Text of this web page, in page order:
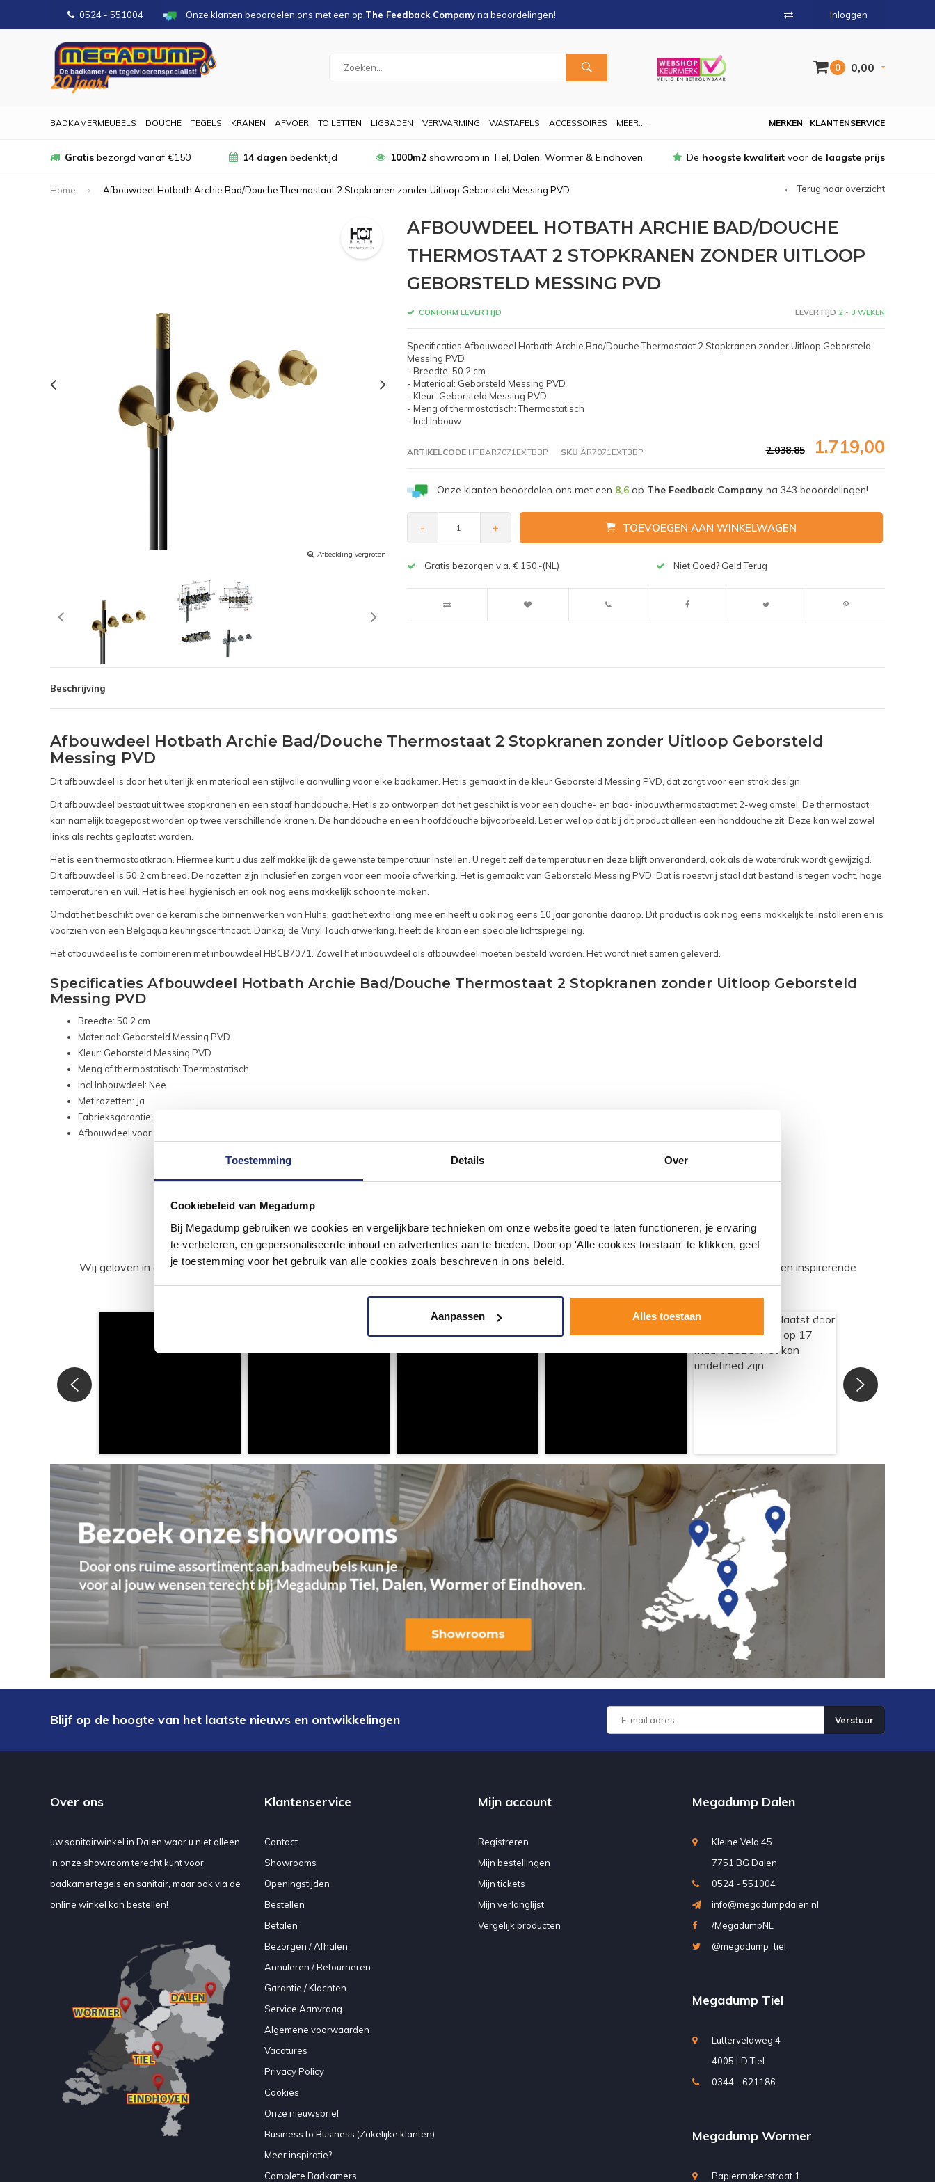
Toestemming Details Over
Cookiebeleid van Megadump
Bij Megadump gebruiken we cookies en vergelijkbare technieken om onze website goed te laten functioneren, je ervaring
te verbeteren, en gepersonaliseerde inhoud en advertenties aan te bieden. Door op 'Alle cookies toestaan' te klikken, geef
je toestemming voor het gebruik van alle cookies zoals beschreven in ons beleid.
Aanpassen Alles toestaan
0524 - 551004 Onze klanten beoordelen ons met een op The Feedback Companyna beoordelingen! Inloggen
0 0,00
BADKAMERMEUBELS DOUCHE TEGELS KRANEN AFVOER TOILETTEN LIGBADEN VERWARMING WASTAFELS ACCESSOIRES MEER.... KLANTENSERVICE
MERKEN
Gratis bezorgd vanaf €150 14 dagen bedenktijd 1000m2showroom in Tiel, Dalen, Wormer & Eindhoven De hoogste kwaliteit voor de laagste prijs
Home Afbouwdeel Hotbath Archie Bad/Douche Thermostaat 2 Stopkranen zonder Uitloop Geborsteld Messing PVD Terug naar overzicht
Afbeelding vergroten
AFBOUWDEEL HOTBATH ARCHIE BAD/DOUCHE
THERMOSTAAT 2 STOPKRANEN ZONDER UITLOOP
GEBORSTELD MESSING PVD
CONFORM LEVERTIJD LEVERTIJD 2 - 3 WEKEN
Specificaties Afbouwdeel Hotbath Archie Bad/Douche Thermostaat 2 Stopkranen zonder Uitloop Geborsteld
Messing PVD
- Breedte: 50.2 cm
- Materiaal: Geborsteld Messing PVD
- Kleur: Geborsteld Messing PVD
- Meng of thermostatisch: Thermostatisch
- Incl Inbouw
ARTIKELCODEHTBAR7071EXTBBP SKU AR7071EXTBBP 2.038,85 1.719,00
Onze klanten beoordelen ons met een 8,6op The Feedback Companyna 343 beoordelingen!
- + TOEVOEGEN AAN WINKELWAGEN
Gratis bezorgen v.a. € 150,-(NL) Niet Goed? Geld Terug
Beschrijving
Afbouwdeel Hotbath Archie Bad/Douche Thermostaat 2 Stopkranen zonder Uitloop Geborsteld
Messing PVD
Dit afbouwdeel is door het uiterlijk en materiaal een stijlvolle aanvulling voor elke badkamer. Het is gemaakt in de kleur Geborsteld Messing PVD, dat zorgt voor een strak design.
Dit afbouwdeel bestaat uit twee stopkranen en een staaf handdouche. Het is zo ontworpen dat het geschikt is voor een douche- en bad- inbouwthermostaat met 2-weg omstel. De thermostaat
kan namelijk toegepast worden op twee verschillende kranen. De handdouche en een hoofddouche bijvoorbeeld. Let er wel op dat bij dit product alleen een handdouche zit. Deze kan wel zowel
links als rechts geplaatst worden.
Het is een thermostaatkraan. Hiermee kunt u dus zelf makkelijk de gewenste temperatuur instellen. U regelt zelf de temperatuur en deze blijft onveranderd, ook als de waterdruk wordt gewijzigd.
Dit afbouwdeel is 50.2 cm breed. De rozetten zijn inclusief en zorgen voor een mooie afwerking. Het is gemaakt van Geborsteld Messing PVD. Dat is roestvrij staal dat bestand is tegen vocht, hoge
temperaturen en vuil. Het is heel hygiënisch en ook nog eens makkelijk schoon te maken.
Omdat het beschikt over de keramische binnenwerken van Flühs, gaat het extra lang mee en heeft u ook nog eens 10 jaar garantie daarop. Dit product is ook nog eens makkelijk te installeren en is
voorzien van een Belgaqua keuringscertificaat. Dankzij de Vinyl Touch afwerking, heeft de kraan een speciale lichtspiegeling.
Het afbouwdeel is te combineren met inbouwdeel HBCB7071. Zowel het inbouwdeel als afbouwdeel moeten besteld worden. Het wordt niet samen geleverd.
Specificaties Afbouwdeel Hotbath Archie Bad/Douche Thermostaat 2 Stopkranen zonder Uitloop Geborsteld
Messing PVD
Breedte: 50.2 cm
Materiaal: Geborsteld Messing PVD
Kleur: Geborsteld Messing PVD
Meng of thermostatisch: Thermostatisch
Incl Inbouwdeel: Nee
Met rozetten: Ja
Fabrieksgarantie: 10 jaar
Afbouwdeel voor inbouwdeel HBCB7071
#mijndroombadkamer
Wij geloven in de kracht van delen. Deel jouw badkamer op Instagram met #mijndroombadkamer en tag @megadumpnl. Samen bouwen we een inspirerende
Blijf op de hoogte van het laatste nieuws en ontwikkelingen Verstuur
Over ons
uw sanitairwinkel in Dalen waar u niet alleen
in onze showroom terecht kunt voor
badkamertegels en sanitair, maar ook via de
online winkel kan bestellen!
Klantenservice
Contact
Showrooms
Openingstijden
Bestellen
Betalen
Bezorgen / Afhalen
Annuleren / Retourneren
Garantie / Klachten
Service Aanvraag
Algemene voorwaarden
Vacatures
Privacy Policy
Cookies
Onze nieuwsbrief
Business to Business (Zakelijke klanten)
Meer inspiratie?
Complete Badkamers
Mijn account
Registreren
Mijn bestellingen
Mijn tickets
Mijn verlanglijst
Vergelijk producten
Megadump Dalen
Kleine Veld 45
7751 BG Dalen
0524 - 551004
info@megadumpdalen.nl
/MegadumpNL
@megadump_tiel
Megadump Tiel
Lutterveldweg 4
4005 LD Tiel
0344 - 621186
Megadump Wormer
Papiermakerstraat 1